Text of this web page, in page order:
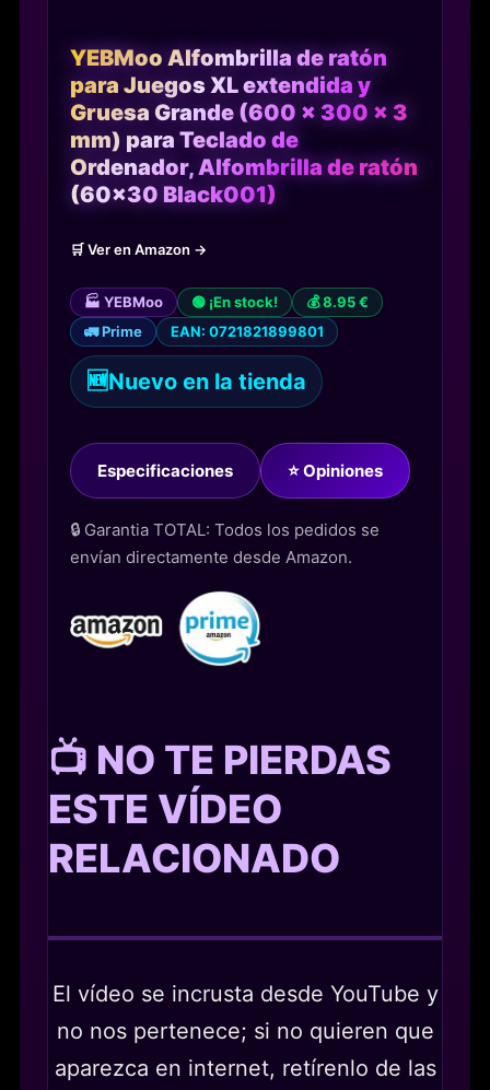
YEBMoo Alfombrilla de ratón
para Juegos XL extendida y
Gruesa Grande (600 x 300 x 3
mm) para Teclado de
Ordenador, Alfombrilla de ratón
(60x30 Black001)
🛒 Ver en Amazon →
🏭 YEBMoo 🟢 ¡En stock!
💰 8.95 €
🚛 Prime
EAN: 0721821899801
🆕Nuevo en la tienda
Especificaciones ⭐ Opiniones
🔒 Garantia TOTAL: Todos los pedidos se
envían directamente desde Amazon.
📺 NO TE PIERDAS
ESTE VÍDEO
RELACIONADO
El vídeo se incrusta desde YouTube y
no nos pertenece; si no quieren que
aparezca en internet, retírenlo de las